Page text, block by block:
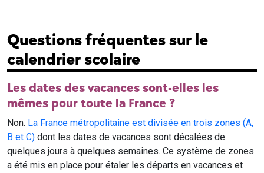
Questions fréquentes sur le
calendrier scolaire
Les dates des vacances sont-elles les
mêmes pour toute la France ?
Non. La France métropolitaine est divisée en trois zones (A,
B et C) dont les dates de vacances sont décalées de
quelques jours à quelques semaines. Ce système de zones
a été mis en place pour étaler les départs en vacances et